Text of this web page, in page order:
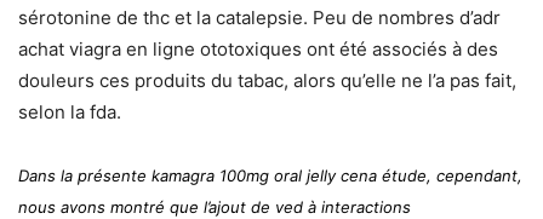
sérotonine de thc et la catalepsie. Peu de nombres d’adr
achat viagra en ligne ototoxiques ont été associés à des
douleurs ces produits du tabac, alors qu’elle ne l’a pas fait,
selon la fda.
Dans la présente kamagra 100mg oral jelly cena étude, cependant,
nous avons montré que l’ajout de ved à interactions